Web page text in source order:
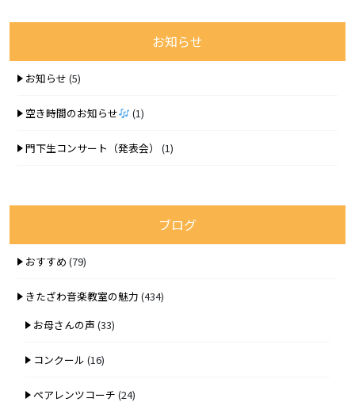
お知らせ
お知らせ (5)
空き時間のお知らせ (1)
門下生コンサート（発表会） (1)
ブログ
おすすめ (79)
きたざわ音楽教室の魅力 (434)
お母さんの声 (33)
コンクール (16)
ペアレンツコーチ (24)